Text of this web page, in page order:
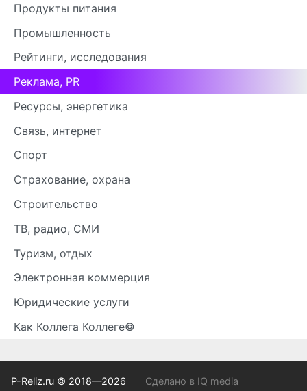
Продукты питания
Промышленность
Рейтинги, исследования
Реклама, PR
Ресурсы, энергетика
Связь, интернет
Спорт
Страхование, охрана
Строительство
ТВ, радио, СМИ
Туризм, отдых
Электронная коммерция
Юридические услуги
Как Коллега Коллеге©
P-Reliz.ru © 2018—2026
Сделано в IQ media